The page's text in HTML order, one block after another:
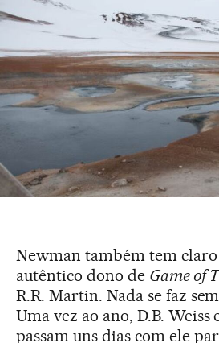
Newman também tem claro
autêntico dono de Game of
R.R. Martin. Nada se faz
Uma vez ao ano, D.B. Weiss
passam uns dias com ele